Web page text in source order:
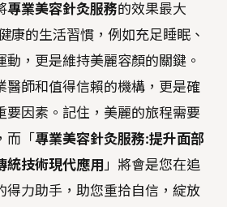
專業美容針灸服務的效果最大
康的生活習慣，例如充足睡眠、
，更是維持美麗容顏的關鍵。
醫師和值得信賴的機構，更是確
要因素。記住，美麗的旅程需要
而「 專業美容針灸服務:提升面部
統技術現代應用 」將會是您在追
得力助手，助您重拾自信，綻放